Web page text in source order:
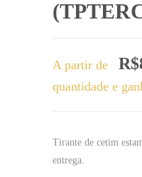
A partir de R$
quantidade e
Tirante de cetim
entrega.